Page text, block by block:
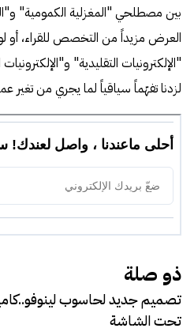
بين مصطلحي "المغزلية الكمومية"
العرض مزيداً من التخصص للقراء، أو
"الإلكترونيات التقليدية"
لزدنا تفهّماً سياقياً لما يجري من تغير
ذو صلة
تصميم جديد لحاسوب
تحت الشاشة